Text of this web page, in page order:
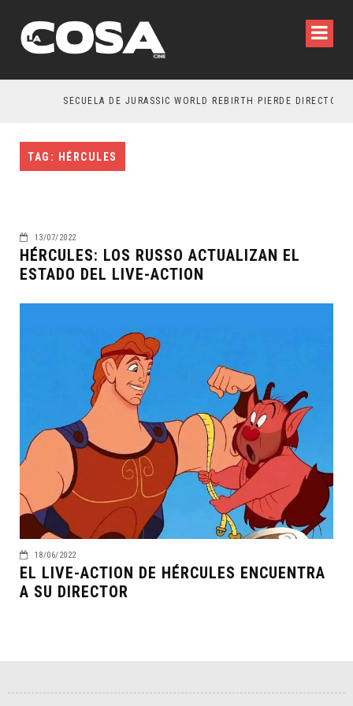
SECUELA DE JURASSIC WORLD REBIRTH PIERDE DIRECTOR
TAG: HÉRCULES
13/07/2022
HÉRCULES: LOS RUSSO ACTUALIZAN EL
ESTADO DEL LIVE-ACTION
18/06/2022
EL LIVE-ACTION DE HÉRCULES ENCUENTRA
A SU DIRECTOR